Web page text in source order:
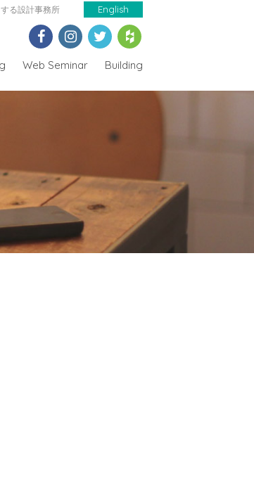
る設計事務所 English
Web Seminar Building